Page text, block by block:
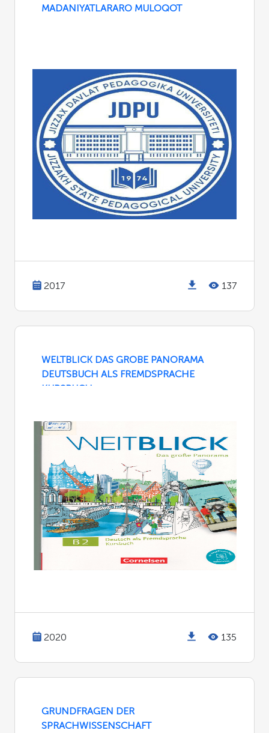
MADANIYATLARARO MULOQOT
2017 137
WELTBLICK DAS GROBE PANORAMA
DEUTSBUCH ALS FREMDSPRACHE
KURSBUCH
2020 135
GRUNDFRAGEN DER
SPRACHWISSENSCHAFT